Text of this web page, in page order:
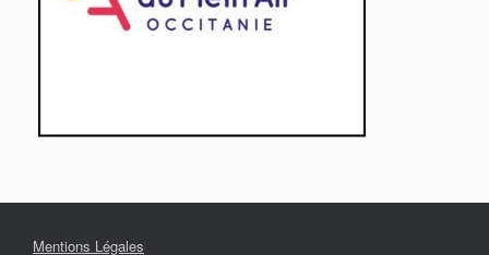
Mentions Légales